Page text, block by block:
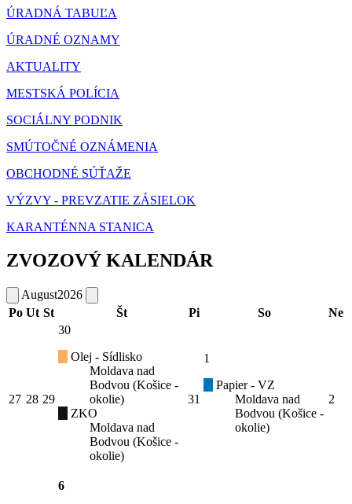
ÚRADNÁ TABUĽA
ÚRADNÉ OZNAMY
AKTUALITY
MESTSKÁ POLÍCIA
SOCIÁLNY PODNIK
SMÚTOČNÉ OZNÁMENIA
OBCHODNÉ SÚŤAŽE
VÝZVY - PREVZATIE ZÁSIELOK
KARANTÉNNA STANICA
ZVOZOVÝ KALENDÁR
August2026
Po Ut St Št Pi So Ne
27 28 29
30
Olej - Sídlisko
Moldava nad
Bodvou (Košice -
okolie)
ZKO
Moldava nad
Bodvou (Košice -
okolie)
31
1
Papier - VZ
Moldava nad
Bodvou (Košice -
okolie)
2
6